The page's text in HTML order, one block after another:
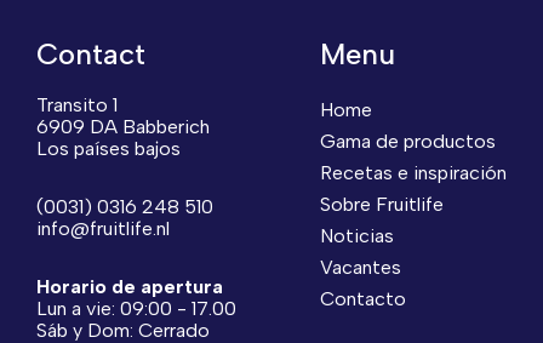
Contact
Transito 1
6909 DA Babberich
Los países bajos
(0031) 0316 248 510
info@fruitlife.nl
Horario de apertura
Lun a vie: 09:00 - 17.00
Sáb y Dom: Cerrado
Menu
Home
Gama de productos
Recetas e inspiración
Sobre Fruitlife
Noticias
Vacantes
Contacto